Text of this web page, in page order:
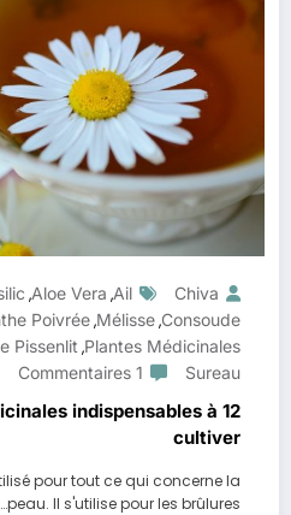
Chiva
Ail
,
Aloe Vera
,
Consoude
,
Mélisse
,
Poivrée
Plantes Médicinales
,
Pissenlit
Sureau
1 Commentaires
indispensables à
cultiver
pour tout ce qui concerne la
peau. Il s'utilise pour les brûlures…